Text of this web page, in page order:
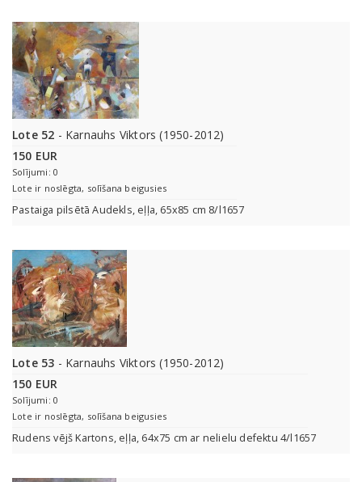
Lote 52 - Karnauhs Viktors (1950-2012)
150 EUR
Solījumi: 0
Lote ir noslēgta, solīšana beigusies
Pastaiga pilsētā Audekls, eļļa, 65x85 cm 8/l1657
Lote 53 - Karnauhs Viktors (1950-2012)
150 EUR
Solījumi: 0
Lote ir noslēgta, solīšana beigusies
Rudens vējš Kartons, eļļa, 64x75 cm ar nelielu defektu 4/l1657